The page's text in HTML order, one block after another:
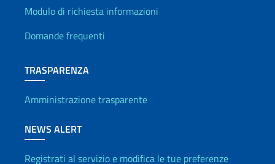
Info utili
Modulo di richiesta informazioni
Domande frequenti
TRASPARENZA
Amministrazione trasparente
NEWS ALERT
Registrati al servizio e modifica le tue preferenze